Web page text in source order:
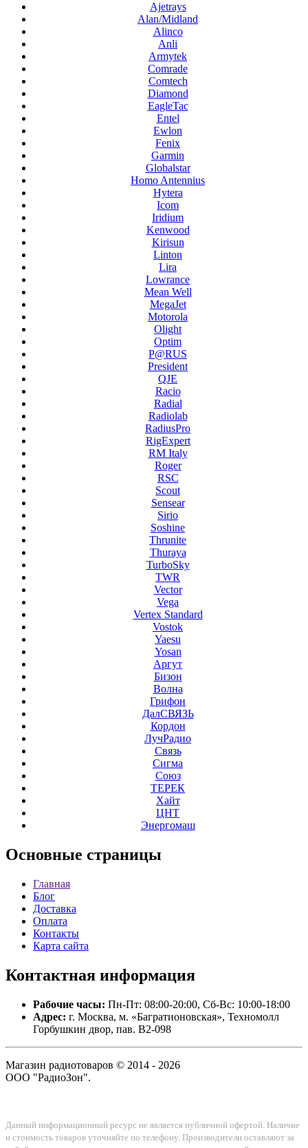
Ajetrays
Alan/Midland
Alinco
Anli
Armytek
Comrade
Comtech
Diamond
EagleTac
Entel
Ewlon
Fenix
Garmin
Globalstar
Homo Antennius
Hytera
Icom
Iridium
Kenwood
Kirisun
Linton
Lira
Lowrance
Mean Well
MegaJet
Motorola
Olight
Optim
P@RUS
President
QJE
Racio
Radial
Radiolab
RadiusPro
RigExpert
RM Italy
Roger
RSC
Scout
Sensear
Sirio
Soshine
Thrunite
Thuraya
TurboSky
TWR
Vector
Vega
Vertex Standard
Vostok
Yaesu
Yosan
Аргут
Бизон
Волна
Грифон
ДалСВЯЗЬ
Кордон
ЛучРадио
Связь
Сигма
Союз
ТЕРЕК
Хайт
ЦНТ
Энергомаш
Основные страницы
Главная
Блог
Доставка
Оплата
Контакты
Карта сайта
Контактная информация
Рабочие часы: Пн-Пт: 08:00-20:00, Сб-Вс: 10:00-18:00
Адрес: г. Москва, м. «Багратионовская», Техномолл
Горбушкин двор, пав. B2-098
Магазин радиотоваров © 2014 - 2026
ООО "РадиоЗон".
Данный информационный ресурс не является публичной офертой. Наличие
и стоимость товаров уточняйте по телефону. Производители оставляют за